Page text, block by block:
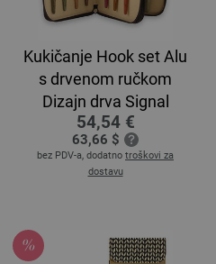
Kukičanje Hook set Alu
s drvenom ručkom
Dizajn drva Signal
54,54 €
63,66 $
bez PDV-a, dodatno troškovi za
dostavu